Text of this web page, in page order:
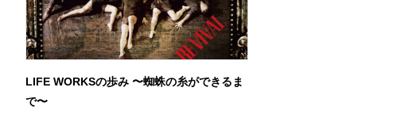
LIFE WORKSの歩み 〜蜘蛛の糸ができるま
で〜